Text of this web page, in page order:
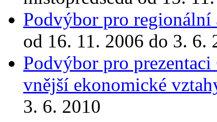
Podvýbor pro regionální
od 16. 11. 2006 do 3. 6.
Podvýbor pro
vnější ekonomické
3. 6. 2010